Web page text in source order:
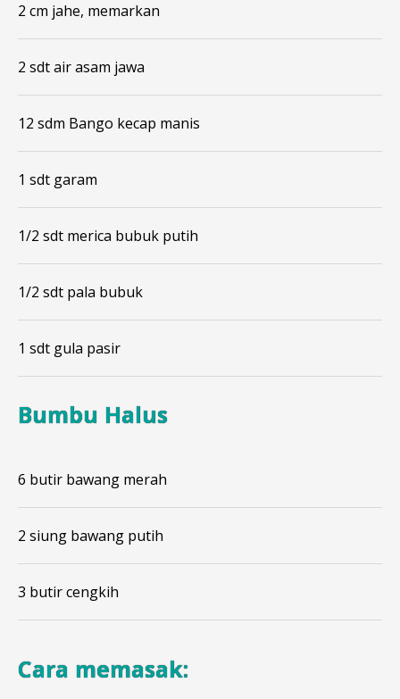
2 cm jahe, memarkan
2 sdt air asam jawa
12 sdm Bango kecap manis
1 sdt garam
1/2 sdt merica bubuk putih
1/2 sdt pala bubuk
1 sdt gula pasir
Bumbu Halus
6 butir bawang merah
2 siung bawang putih
3 butir cengkih
Cara memasak: